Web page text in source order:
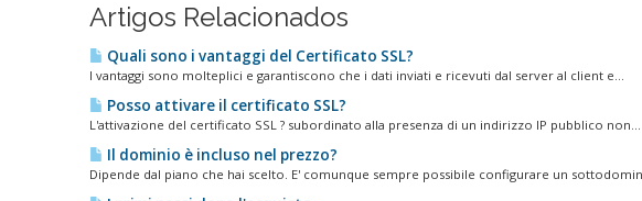
Artigos Relacionados
Quali sono i vantaggi del Certificato SSL?
I vantaggi sono molteplici e garantiscono che i dati inviati e ricevuti dal server al client e...
Posso attivare il certificato SSL?
L'attivazione del certificato SSL ? subordinato alla presenza di un indirizzo IP pubblico non...
Il dominio è incluso nel prezzo?
Dipende dal piano che hai scelto. E' comunque sempre possibile configurare un